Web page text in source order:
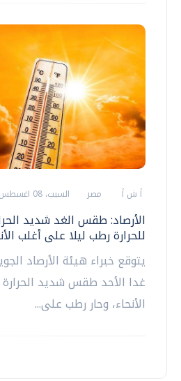
أ ش أ مصر السبت، 08 اغسطس 2026 07:53 م
الأرصاد: طقس الغد شديد
للحرارة رطب ليلا على أغلب
يتوقع خبراء هيئة الأرصاد
غدا الأحد طقس شديد
الأنحاء، وحار رطب على...